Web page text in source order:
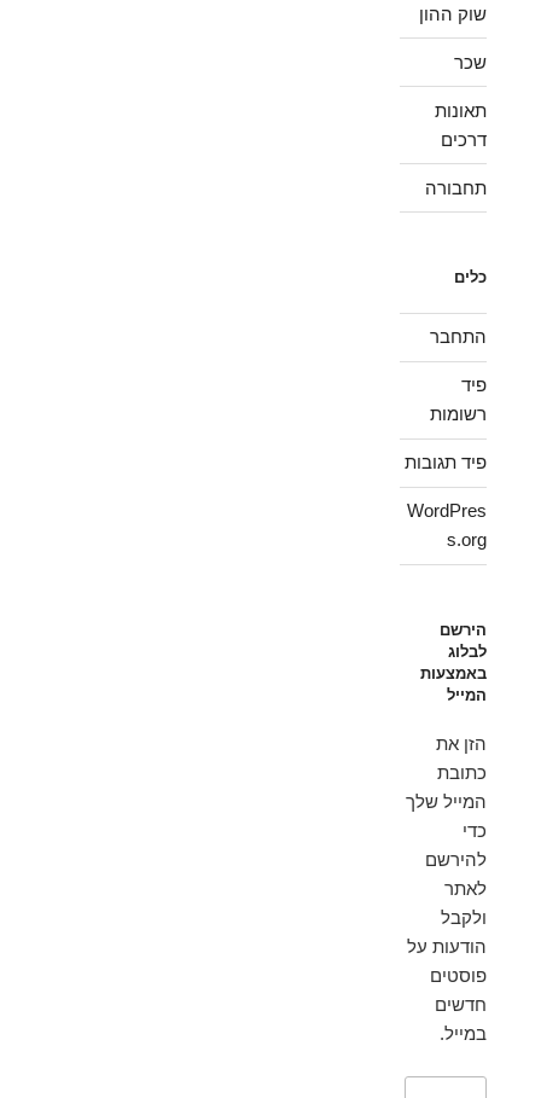
שוק ההון
שכר
תאונות
דרכים
תחבורה
כלים
התחבר
פיד
רשומות
פיד תגובות
WordPres
s.org
הירשם
לבלוג
באמצעות
המייל
הזן את
כתובת
המייל שלך
כדי
להירשם
לאתר
ולקבל
הודעות על
פוסטים
חדשים
במייל.